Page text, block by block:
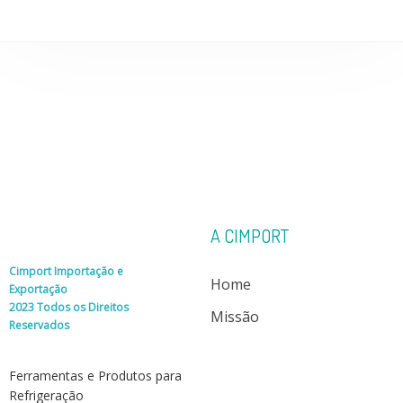
Cimport Importação e
Exportação
2023 Todos os Direitos
Reservados
Ferramentas e Produtos para
Refrigeração
A CIMPORT
Home
Missão